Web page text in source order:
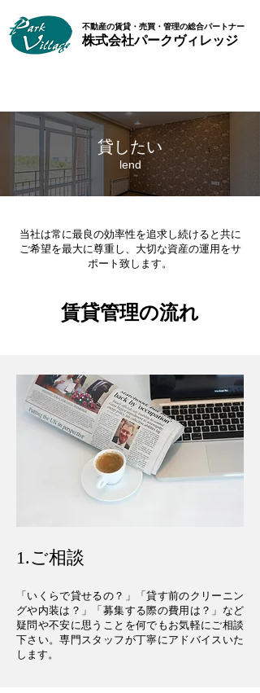
​不動産の賃貸・売買・管理の総合パートナー
​株式会社パークヴィレッジ
貸したい
lend
当社は常に最良の効率性を追求し続けると共に
ご希望を最大に尊重し、大切な資産の運用をサ
ポート致します。
​賃貸管理の流れ
​1.ご相談
「いくらで貸せるの？」「貸す前のクリーニン
グや内装は？」「募集する際の費用は？」など
疑問や不安に思うことを何でもお気軽にご相談
下さい。専門スタッフが丁寧にアドバイスいた
します。